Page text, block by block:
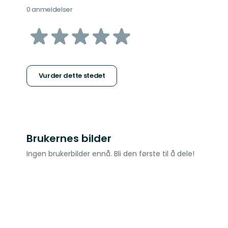
0 anmeldelser
av
stjerner
Vurder dette stedet
Brukernes bilder
Ingen brukerbilder ennå. Bli den første til å dele!